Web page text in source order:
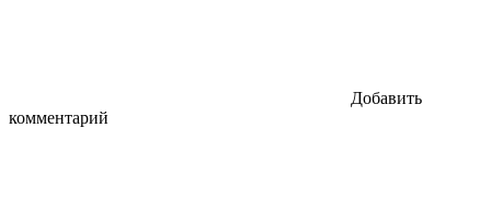
Добавить
комментарий